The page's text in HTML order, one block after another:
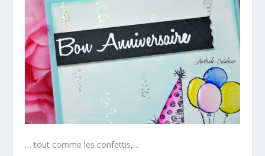
… tout comme les confettis,…